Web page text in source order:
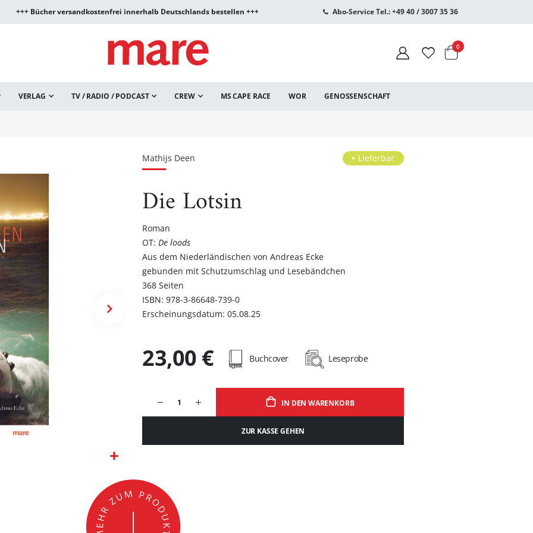
+++ Bücher versandkostenfrei innerhalb Deutschlands bestellen +++ Abo-Service Tel.: +49 40 / 3007 35 36
Warenkorb
0Artikel
VERLAG TV / RADIO / PODCAST CREW MS CAPE RACE WOR GENOSSENSCHAFT
Mathijs Deen Lieferbar
Die Lotsin
Roman
OT: De loods
Aus dem Niederländischen von Andreas Ecke
gebunden mit Schutzumschlag und Lesebändchen
368 Seiten
ISBN: 978-3-86648-739-0
Erscheinungsdatum: 05.08.25
IN DEN WARENKORB
ZUR KASSE GEHEN
23,00 € Buchcover Leseprobe